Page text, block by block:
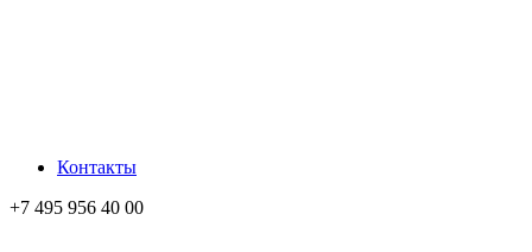
Контакты
+7 495 956 40 00